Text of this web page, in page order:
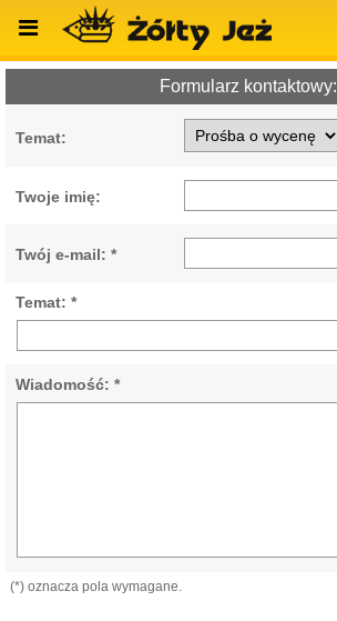
Formularz kontaktowy:
Temat:
Twoje imię:
Twój e-mail: *
Temat: *
Wiadomość: *
(*) oznacza pola wymagane.